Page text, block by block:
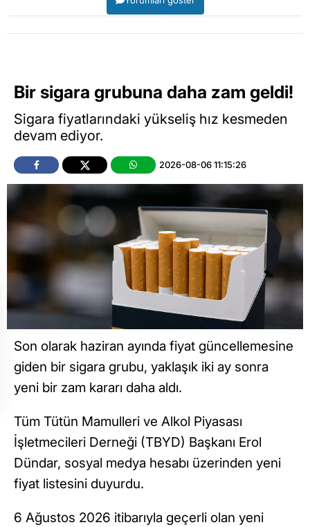
Bir sigara grubuna daha zam geldi!
Sigara fiyatlarındaki yükseliş hız kesmeden
devam ediyor.
2026-08-06 11:15:26
Son olarak haziran ayında fiyat güncellemesine
giden bir sigara grubu, yaklaşık iki ay sonra
yeni bir zam kararı daha aldı.
Tüm Tütün Mamulleri ve Alkol Piyasası
İşletmecileri Derneği (TBYD) Başkanı Erol
Dündar, sosyal medya hesabı üzerinden yeni
fiyat listesini duyurdu.
6 Ağustos 2026 itibarıyla geçerli olan yeni